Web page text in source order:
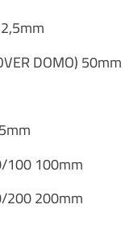
DOMO) 50mm
100 100mm
200 200mm